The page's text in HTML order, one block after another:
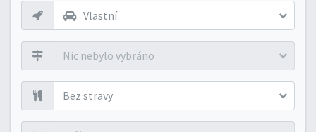
Vlastní
Nic nebylo vybráno
Bez stravy